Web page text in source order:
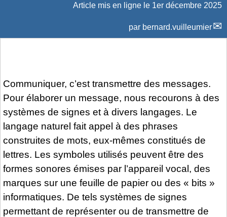
Article mis en ligne le 1er décembre 2025
par bernard.vuilleumier
Communiquer, c’est transmettre des messages.
Pour élaborer un message, nous recourons à des
systèmes de signes et à divers langages. Le
langage naturel fait appel à des phrases
construites de mots, eux-mêmes constitués de
lettres. Les symboles utilisés peuvent être des
formes sonores émises par l’appareil vocal, des
marques sur une feuille de papier ou des « bits »
informatiques. De tels systèmes de signes
permettant de représenter ou de transmettre de